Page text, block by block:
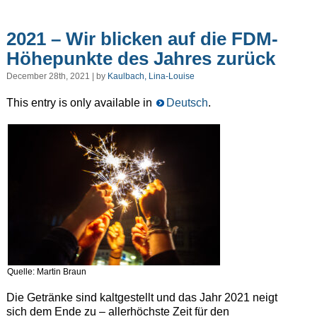
2021 – Wir blicken auf die FDM-
Höhepunkte des Jahres zurück
December 28th, 2021 | by Kaulbach, Lina-Louise
This entry is only available in Deutsch.
Quelle: Martin Braun
Die Getränke sind kaltgestellt und das Jahr 2021 neigt
sich dem Ende zu – allerhöchste Zeit für den